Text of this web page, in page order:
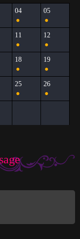
04
●
05
●
11
●
12
●
18
●
19
●
25
●
26
●